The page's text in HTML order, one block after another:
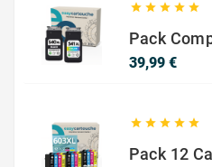
    
39,99 €Prix
    